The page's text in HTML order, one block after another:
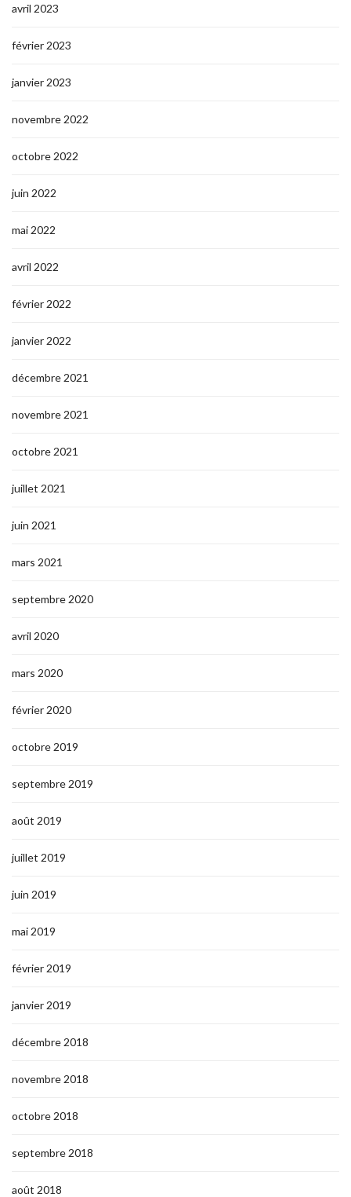
avril 2023
février 2023
janvier 2023
novembre 2022
octobre 2022
juin 2022
mai 2022
avril 2022
février 2022
janvier 2022
décembre 2021
novembre 2021
octobre 2021
juillet 2021
juin 2021
mars 2021
septembre 2020
avril 2020
mars 2020
février 2020
octobre 2019
septembre 2019
août 2019
juillet 2019
juin 2019
mai 2019
février 2019
janvier 2019
décembre 2018
novembre 2018
octobre 2018
septembre 2018
août 2018